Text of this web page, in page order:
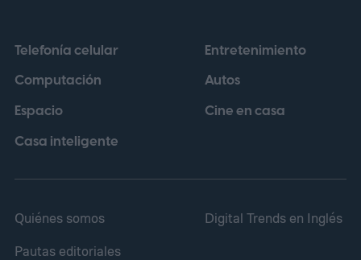
deberán poder retirarse y reemplazarse
con herramientas disponibles
comercialmente a partir del 18 de febrero
de 2027.
Telefonía celular
Computación
Espacio
Casa inteligente
Entretenimiento
Autos
Cine en casa
Quiénes somos
Pautas editoriales
Digital Trends en Inglés